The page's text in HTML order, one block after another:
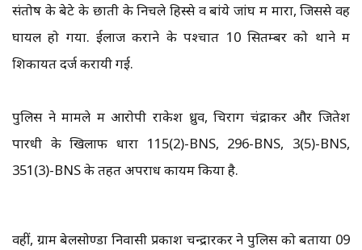
संतोष के बेटे के छाती के निचले हिस्से व बांये जांघ में मारा, जिससे वह
घायल हो गया. ईलाज कराने के पश्चात 10 सितम्बर को थाने में
शिकायत दर्ज करायी गई.
पुलिस ने मामले में आरोपी राकेश ध्रुव, चिराग चंद्राकर और जितेश
पारधी के खिलाफ धारा 115(2)-BNS, 296-BNS, 3(5)-BNS,
351(3)-BNS के तहत अपराध कायम किया है.
वहीं, ग्राम बेलसोण्डा निवासी प्रकाश चन्द्रारकर ने पुलिस को बताया 09